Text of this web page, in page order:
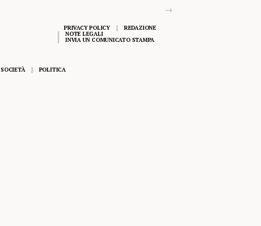
PRIVACY POLICY
REDAZIONE
NOTE LEGALI
INVIA UN COMUNICATO STAMPA
SOCIETÀ POLITICA